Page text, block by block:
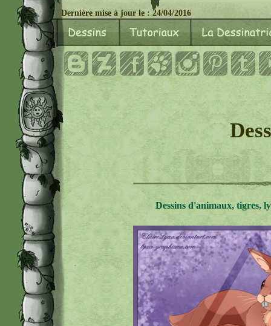
Dernière mise à
Dessins d'animaux, tigres,